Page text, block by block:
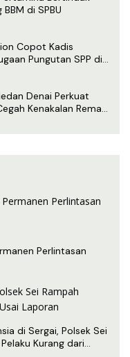
di SPBU
Copot Kadis
Pungutan SPP di
Denai Perkuat
Kenakalan Remaja
Perlintasan
di Sergai, Polsek Sei
Kurang dari